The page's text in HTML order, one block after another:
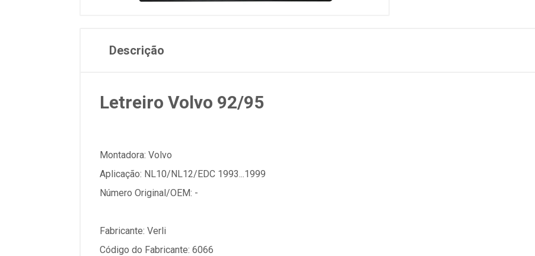
Descrição
Letreiro Volvo 92/95
Montadora: Volvo
Aplicação: NL10/NL12/EDC 1993...1999
Número Original/OEM: -
Fabricante: Verli
Código do Fabricante: 6066